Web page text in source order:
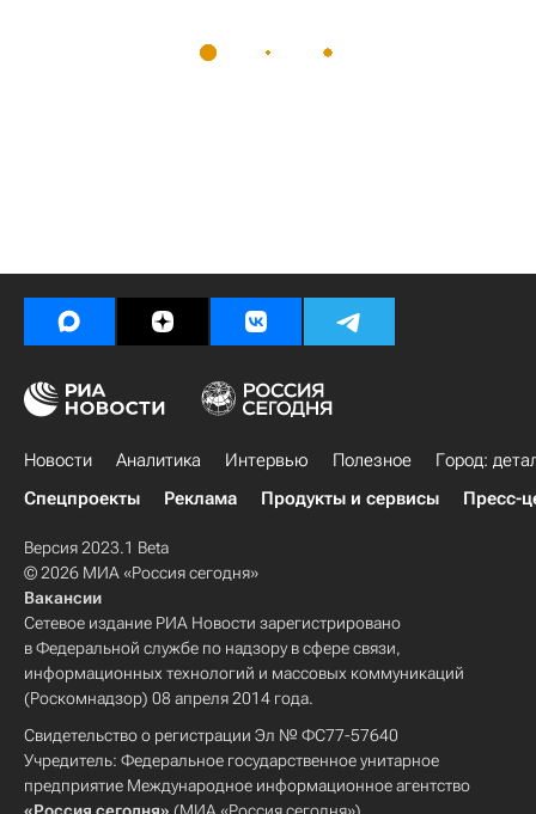
Новости Аналитика Интервью Полезное
Город:
Спецпроекты
Реклама Продукты и сервисы Пресс-
Версия 2023.1 Beta
© 2026 МИА «Россия сегодня»
Вакансии
Сетевое издание РИА Новости зарегистрировано
в Федеральной службе по надзору в сфере связи,
информационных технологий и массовых коммуникаций
(Роскомнадзор) 08 апреля 2014 года.
Свидетельство о регистрации Эл № ФС77-57640
Учредитель: Федеральное государственное унитарное
предприятие Международное информационное агентство